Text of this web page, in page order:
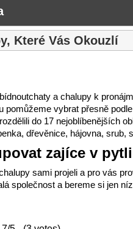
Které Vás Okouzlí
a chalupy k
pomůžeme vybrat přesně
do 17 nejoblíbenějších
dřevěnice, hájovna,
zajíce v pytli
sami projeli a pro vás
společnost a bereme si jen